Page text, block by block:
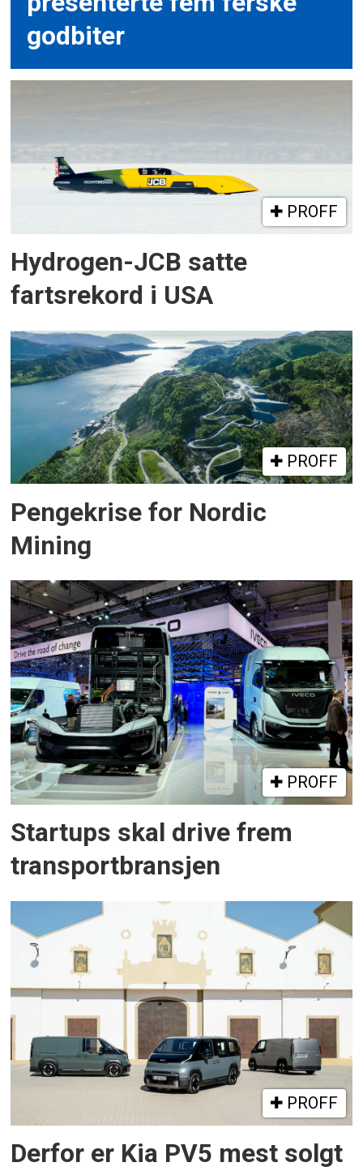
godbiter
PROFF
Hydrogen-JCB satte
fartsrekord i USA
PROFF
Pengekrise for Nordic
Mining
PROFF
Startups skal drive frem
transportbransjen
PROFF
Derfor er Kia PV5 mest solgt